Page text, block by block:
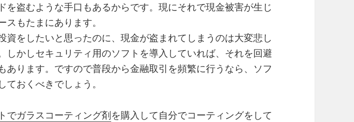
を盗むような手口もあるからです。現にそれで現金被害が生じ
スもたまにあります。
資をしたいと思ったのに、現金が盗まれてしまうのは大変悲し
しかしセキュリティ用のソフトを導入していれば、それを回避
あります。ですので普段から金融取引を頻繁に行うなら、ソフ
ておくべきでしょう。
でガラスコーティング剤を購入して自分でコーティングをして